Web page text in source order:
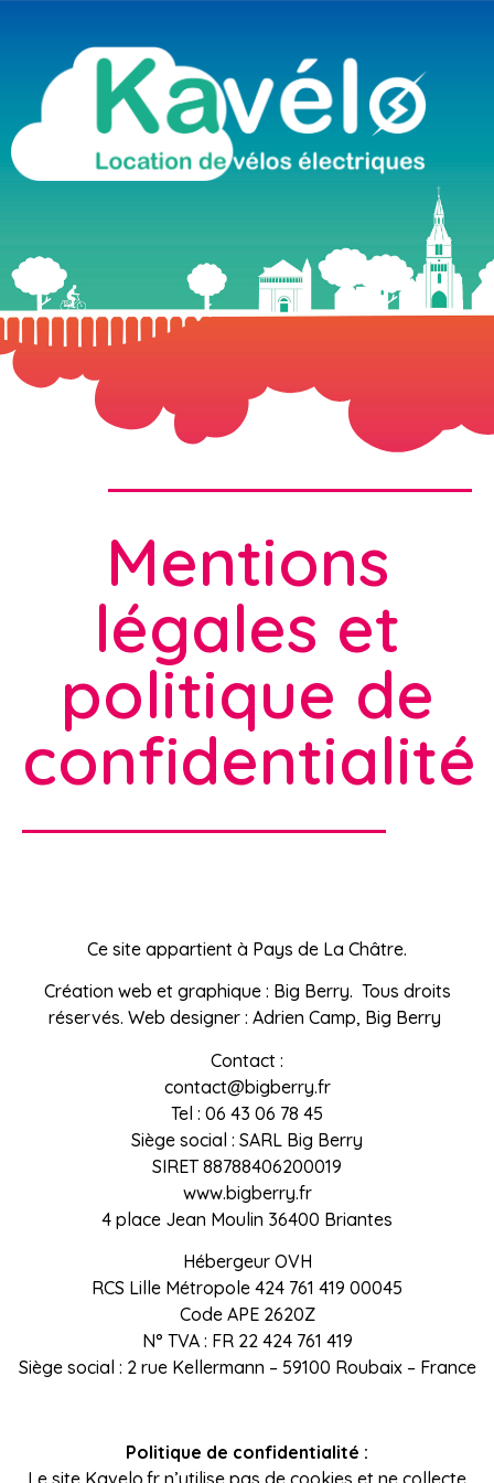
Mentions
légales et
politique de
confidentialité
Ce site appartient à Pays de La Châtre.
Création web et graphique : Big Berry. Tous droits
réservés. Web designer : Adrien Camp, Big Berry
Contact :
contact@bigberry.fr
Tel : 06 43 06 78 45
Siège social : SARL Big Berry
SIRET 88788406200019
www.bigberry.fr
4 place Jean Moulin 36400 Briantes
Hébergeur OVH
RCS Lille Métropole 424 761 419 00045
Code APE 2620Z
N° TVA : FR 22 424 761 419
Siège social : 2 rue Kellermann – 59100 Roubaix – France
Politique de confidentialité :